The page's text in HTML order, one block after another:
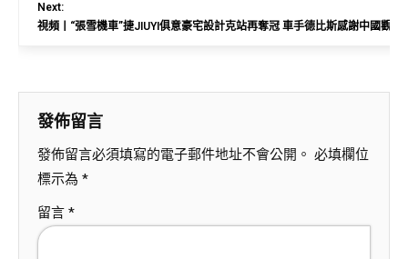
Next:
視頻丨“張雪機車”捷JIUYI俱意豪宅設計克站再奪冠 車手德比斯感謝中國觀眾
發佈留言
發佈留言必須填寫的電子郵件地址不會公開。 必填欄位
標示為 *
留言 *